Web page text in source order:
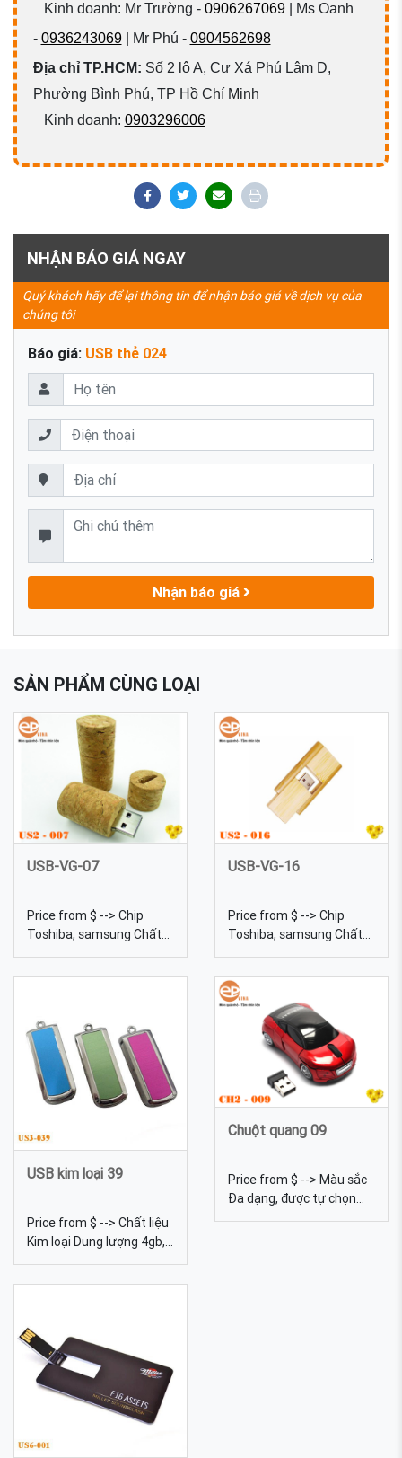
Kinh doanh: Mr Trường - 0906267069| Ms Oanh
- 0936243069| Mr Phú - 0904562698
Địa chỉ TP.HCM: Số 2 lô A, Cư Xá Phú Lâm D,
Phường Bình Phú, TP Hồ Chí Minh
Kinh doanh: 0903296006
NHẬN BÁO GIÁ NGAY
Quý khách hãy để lại thông tin để nhận báo giá về dịch vụ của
chúng tôi
Báo giá: USB thẻ 024
Nhận báo giá
SẢN PHẨM CÙNG LOẠI
USB-VG-07
Price from $ --> Chip
Toshiba, samsung Chất
liệu Gỗ Dung lượng 4gb,
Đa dạng, được tự chọn
màu sắc Quy cách In lưới,
khắc laser USB-VG-07 do
EPVINA sản xuất trực tiếp
USB-VG-16
Price from $ --> Chip
Toshiba, samsung Chất
liệu Gỗ Dung lượng 4gb,
Kích thước 60*33*10mm
Trọng lượng 22g Màu sắc
Đa dạng, được tự chọn
màu sắc Quy cách In lưới,
khắc laser USB-VG-17 -
USB gỗ khắc logo theo
yêu cầu
USB kim loại 39
Price from $ --> Chất liệu
Kim loại Dung lượng 4gb,
8gb, 16gb, 32gb, 64gb...
Chuột quang 09
Price from $ --> Màu sắc
Đa dạng, được tự chọn
màu sắc Quy cách In lưới